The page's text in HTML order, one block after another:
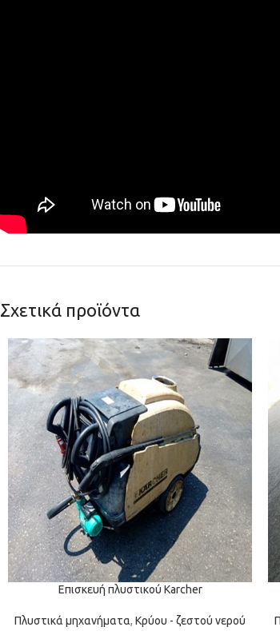
Σχετικά προϊόντα
Επισκευή πλυστικού Karcher
Πλυστικά μηχανήματα, Κρύου - ζεστού νερού